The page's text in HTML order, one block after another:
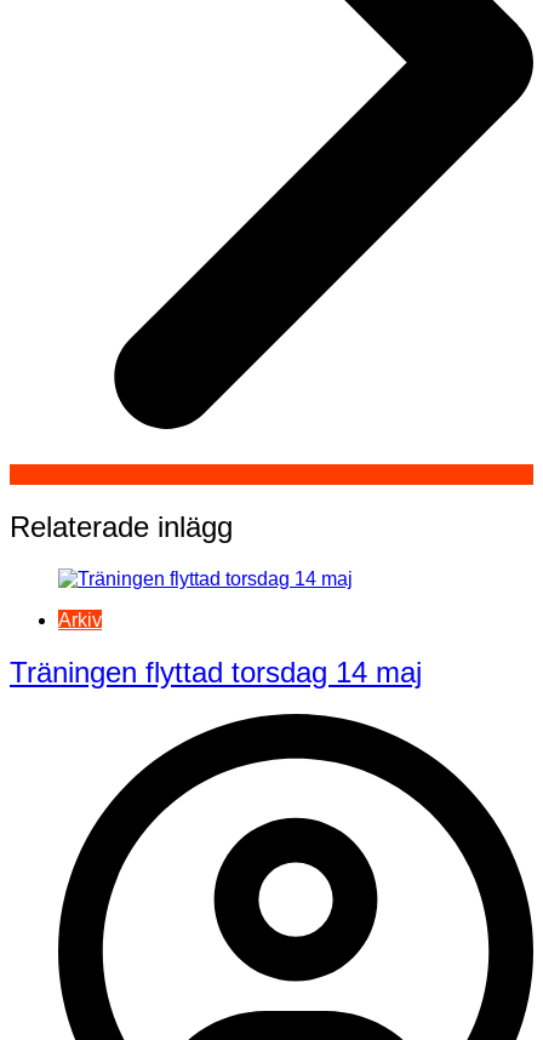
Relaterade inlägg
Arkiv
Träningen flyttad torsdag 14 maj